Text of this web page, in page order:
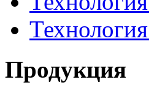
Продукция